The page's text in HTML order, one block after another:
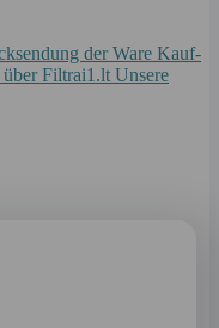
der Ware Kauf-
Filtrai1.lt Unsere